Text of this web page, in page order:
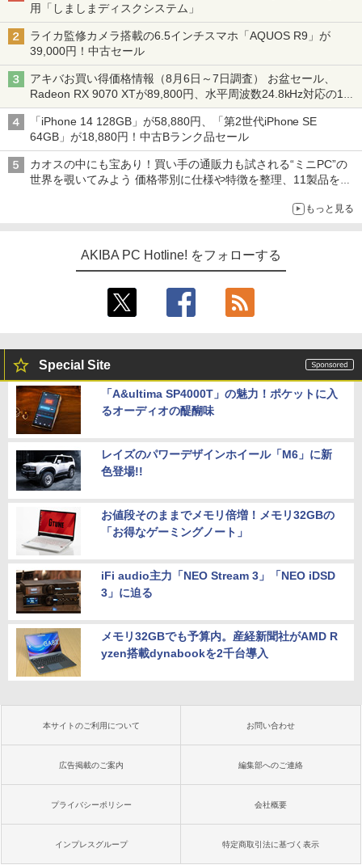
用「しましまディスクシステム」
ライカ監修カメラ搭載の6.5インチスマホ「AQUOS R9」が
39,000円！中古セール
アキバお買い得価格情報（8月6日～7日調査） お盆セール、
Radeon RX 9070 XTが89,800円、水平周波数24.8kHz対応の17
型モニターが9,801円、暑さ指数連動セール ほか
「iPhone 14 128GB」が58,880円、「第2世代iPhone SE
64GB」が18,880円！中古Bランク品セール
カオスの中にも宝あり！買い手の通販力も試される“ミニPC”の
世界を覗いてみよう 価格帯別に仕様や特徴を整理、11製品をピ
もっと見る
AKIBA PC Hotline! をフォローする
Special Site
「A&ultima SP4000T」の魅力！ポケットに入
るオーディオの醍醐味
レイズのパワーデザインホイール「M6」に新
色登場!!
お値段そのままでメモリ倍増！メモリ32GBの
「お得なゲーミングノート」
iFi audio主力「NEO Stream 3」「NEO iDSD
3」に迫る
メモリ32GBでも予算内。産経新聞社がAMD R
yzen搭載dynabookを2千台導入
本サイトのご利用について お問い合わせ
広告掲載のご案内 編集部へのご連絡
プライバシーポリシー 会社概要
インプレスグループ 特定商取引法に基づく表示